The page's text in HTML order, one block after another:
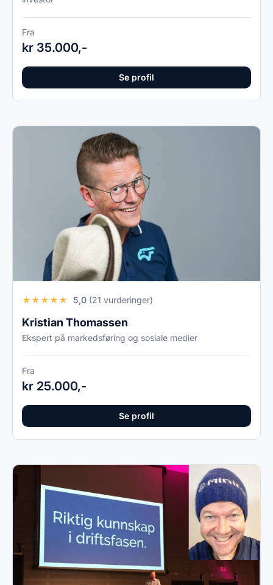
Fra
kr 35.000,-
Se profil
★★★★★ 5,0 (21 vurderinger)
Kristian Thomassen
Ekspert på markedsføring og sosiale medier
Fra
kr 25.000,-
Se profil